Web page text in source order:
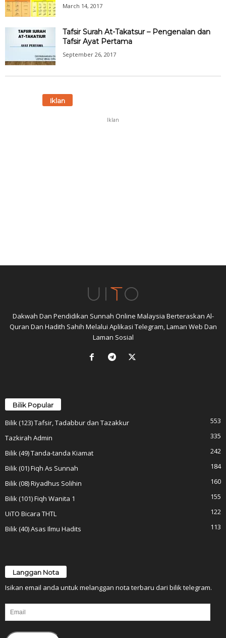
March 14, 2017
Tafsir Surah At-Takatsur – Pengenalan dan
Tafsir Ayat Pertama
September 26, 2017
Iklan
Iklan
Dakwah Dan Pendidikan Sunnah Online Malaysia Berteraskan Al-
Quran Dan Hadith Sahih Melalui Aplikasi Telegram, Laman Web Dan
Laman Sosial
Bilik Popular
Bilik (123) Tafsir, Tadabbur dan Tazakkur
553
Tazkirah Admin
335
Bilik (49) Tanda-tanda Kiamat
242
Bilik (01) Fiqh As Sunnah
184
Bilik (08) Riyadhus Solihin
160
Bilik (101) Fiqh Wanita 1
155
UiTO Bicara THTL
122
Bilik (40) Asas Ilmu Hadits
113
Langgan Nota
Isikan email anda untuk melanggan nota terbaru dari bilik telegram.
Email